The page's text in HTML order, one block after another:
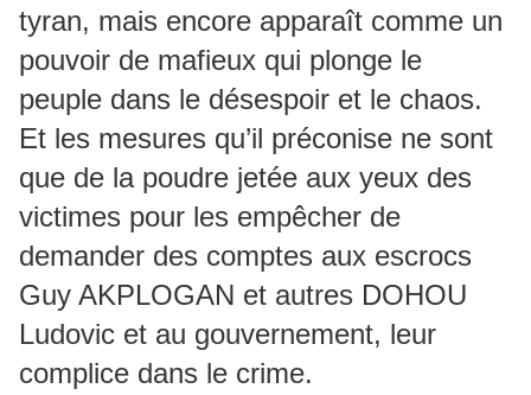
tyran, mais encore apparaît comme un
pouvoir de mafieux qui plonge le
peuple dans le désespoir et le chaos.
Et les mesures qu’il préconise ne sont
que de la poudre jetée aux yeux des
victimes pour les empêcher de
demander des comptes aux escrocs
Guy AKPLOGAN et autres DOHOU
Ludovic et au gouvernement, leur
complice dans le crime.